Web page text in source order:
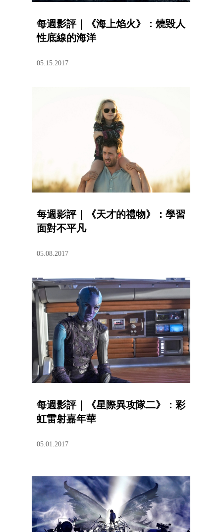
每週影評｜《海上焰火》：燒毀人
性底線的海洋
05.15.2017
每週影評｜《天才的禮物》：學習
面對不平凡
05.08.2017
每週影評｜《星際異攻隊二》：彩
虹雷射嘉年華
05.01.2017